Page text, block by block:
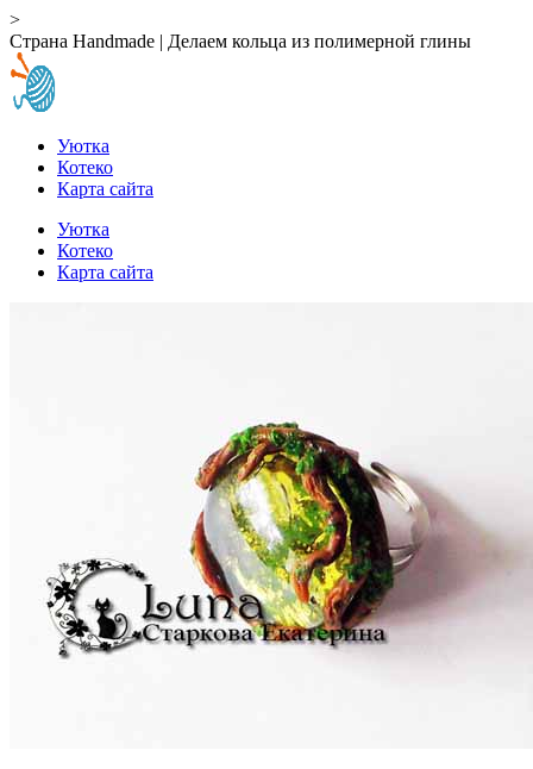
>
Страна Handmade | Делаем кольца из полимерной глины
Уютка
Котеко
Карта сайта
Уютка
Котеко
Карта сайта